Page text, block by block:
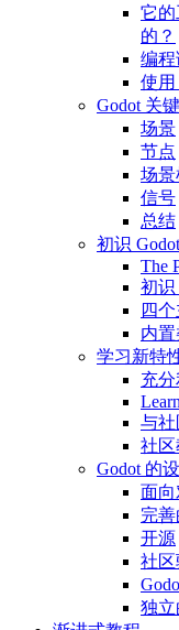
它
的？
编
使用
Godot 关
场景
节点
场景
信号
总结
初识
The
初识
四
内
学习新特
充
与社
社区
Godot 的
面向
完
开源
社区
独立